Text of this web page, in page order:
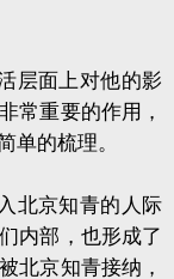
层面上对他的影
常重要的作用，
单的梳理。
北京知青的人际
内部，也形成了
北京知青接纳，